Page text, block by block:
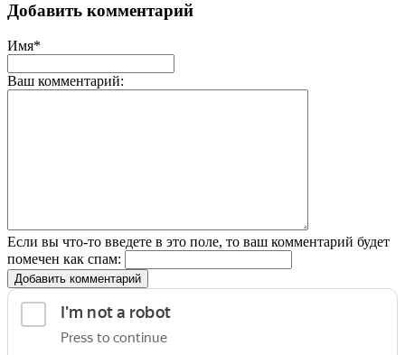
Добавить комментарий
Имя*
Ваш комментарий:
Если вы что-то введете в это поле, то ваш комментарий будет
помечен как спам:
Добавить комментарий